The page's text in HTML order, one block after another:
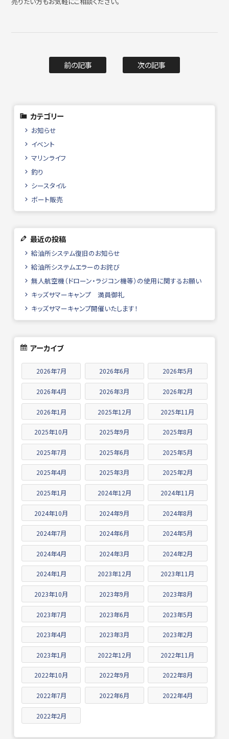
前の記事 次の記事
カテゴリー
お知らせ
イベント
マリンライフ
釣り
シースタイル
ボート販売
最近の投稿
給油所システム復旧のお知らせ
給油所システムエラーのお詫び
無人航空機（ドローン・ラジコン機等）の使用に関するお願い
キッズサマーキャンプ 満員御礼
キッズサマーキャンプ開催いたします！
アーカイブ
2026年7月 2026年6月 2026年5月
2026年4月 2026年3月 2026年2月
2026年1月 2025年12月 2025年11月
2025年10月 2025年9月 2025年8月
2025年7月 2025年6月 2025年5月
2025年4月 2025年3月 2025年2月
2025年1月 2024年12月 2024年11月
2024年10月 2024年9月 2024年8月
2024年7月 2024年6月 2024年5月
2024年4月 2024年3月 2024年2月
2024年1月 2023年12月 2023年11月
2023年10月 2023年9月 2023年8月
2023年7月 2023年6月 2023年5月
2023年4月 2023年3月 2023年2月
2023年1月 2022年12月 2022年11月
2022年10月 2022年9月 2022年8月
2022年7月 2022年6月 2022年4月
2022年2月